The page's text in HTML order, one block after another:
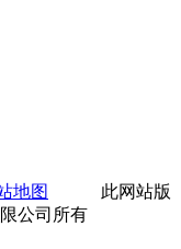
地图
此网站版
公司所有